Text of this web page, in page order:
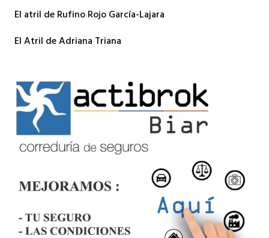
El atril de Rufino Rojo García-Lajara
El Atril de Adriana Triana